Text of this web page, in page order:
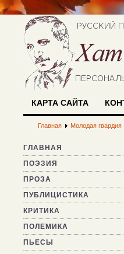
КАРТА САЙТА
Главная Молодая гвардия
ГЛАВНАЯ
ПОЭЗИЯ
ПРОЗА
ПУБЛИЦИСТИКА
КРИТИКА
ПОЛЕМИКА
ПЬЕСЫ